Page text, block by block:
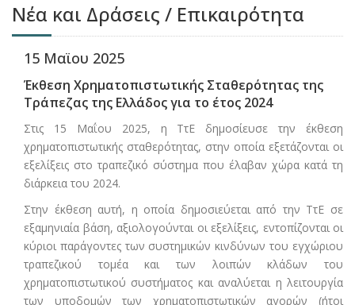
Νέα και Δράσεις / Επικαιρότητα
15 Μαϊου 2025
Έκθεση Χρηματοπιστωτικής Σταθερότητας της
Τράπεζας της Ελλάδος για το έτος 2024
Στις 15 Μαΐου 2025, η ΤτΕ δημοσίευσε την έκθεση
χρηματοπιστωτικής σταθερότητας, στην οποία εξετάζονται οι
εξελίξεις στο τραπεζικό σύστημα που έλαβαν χώρα κατά τη
διάρκεια του 2024.
Στην έκθεση αυτή, η οποία δημοσιεύεται από την ΤτΕ σε
εξαμηνιαία βάση, αξιολογούνται οι εξελίξεις, εντοπίζονται οι
κύριοι παράγοντες των συστημικών κινδύνων του εγχώριου
τραπεζικού τομέα και των λοιπών κλάδων του
χρηματοπιστωτικού συστήματος και αναλύεται η λειτουργία
των υποδομών των χρηματοπιστωτικών αγορών (ήτοι